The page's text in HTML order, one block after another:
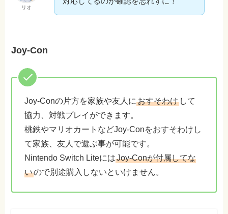
リオ
Joy-Con
Joy-Conの片方を家族や友人におすそわけ して
協力、対戦プレイができます。
桃鉄やマリオカートなどJoy-Conをおすそわけし
て家族、友人で遊ぶ事が可能です。
Nintendo Switch LiteにはJoy-Conが付属してな
いので別途購入しないといけません。